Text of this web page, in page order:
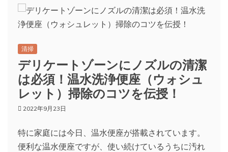
清掃
デリケートゾーンにノズルの清潔
は必須！温水洗浄便座（ウォシュ
レット）掃除のコツを伝授！
2022年9月23日
特に家庭には今日、温水便座が搭載されています。
便利な温水便座ですが、使い続けているうちに汚れ